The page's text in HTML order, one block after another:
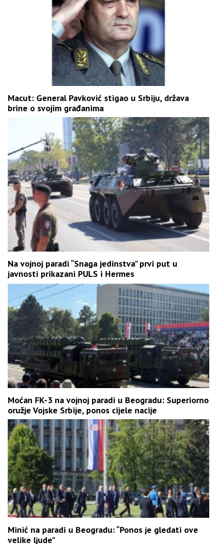
Macut: General Pavković stigao u Srbiju, država
brine o svojim građanima
Na vojnoj paradi “Snaga jedinstva” prvi put u
javnosti prikazani PULS i Hermes
Moćan FK-3 na vojnoj paradi u Beogradu: Superiorno
oružje Vojske Srbije, ponos cijele nacije
Minić na paradi u Beogradu: “Ponos je gledati ove
velike ljude”